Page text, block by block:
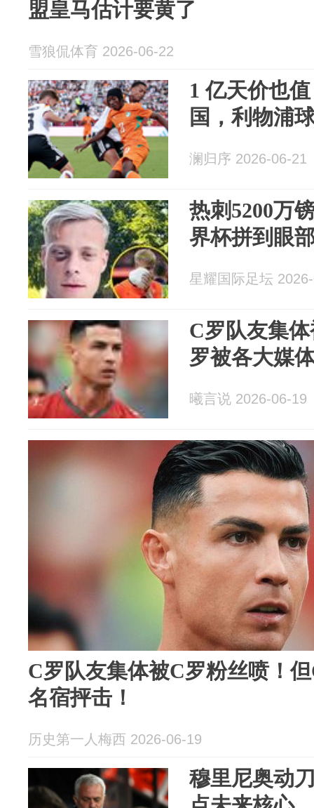
盟皇马估计要黄了
雪狼侃体育 2026-06-22
1 亿天价也
国，利物浦
澜归序 2026-06-21
热刺5200万
界杯拼到眼
星耀国际足坛
C罗队友集
罗被各大媒
曦言说 2026-06-19
C罗队友集体被C罗粉丝喷！
名宿抨击！
历史第一人梅西 2026-06-19
穆里尼奥动